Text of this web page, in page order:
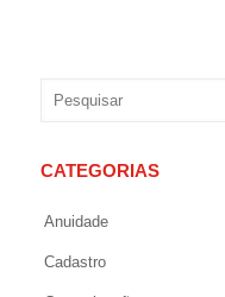
CATEGORIAS
Anuidade
Cadastro